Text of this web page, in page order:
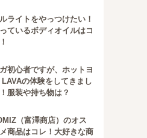
ライトをやっつけたい！
ているボディオイルはコ
初心者ですが、ホットヨ
LAVAの体験をしてきまし
服装や持ち物は？
（富澤商店）のオス
商品はコレ！大好きな商